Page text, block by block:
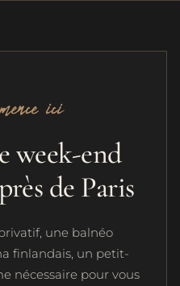
ici
week-end
de Paris
une balnéo
finlandais, un petit-
nécessaire pour vous